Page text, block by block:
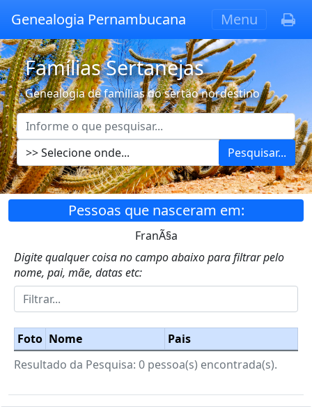
Genealogia Pernambucana Menu
Famílias Sertanejas
Genealogia de famílias do sertão nordestino
Pesquisar...
Pessoas que nasceram em:
FranÃ§a
Digite qualquer coisa no campo abaixo para filtrar pelo
nome, pai, mãe, datas etc:
Foto Nome
Pais
Resultado da Pesquisa: 0 pessoa(s) encontrada(s).